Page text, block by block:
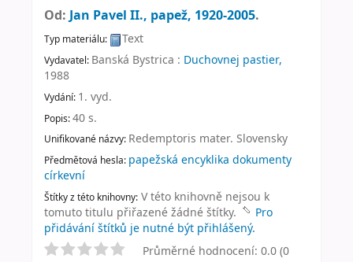
Od: Jan Pavel II., papež, 1920-2005.
Typ materiálu: Text
Vydavatel: Banská Bystrica : Duchovnej pastier,
1988
Vydání: 1. vyd.
Popis:40 s.
Unifikované názvy: Redemptoris mater. Slovensky
Předmětová hesla: papežská encyklika dokumenty
církevní
Štítky z této knihovny: V této knihovně nejsou k
tomuto titulu přiřazené žádné štítky.
Pro
přidávání štítků je nutné být přihlášený.
Průměrné hodnocení: 0.0 (0